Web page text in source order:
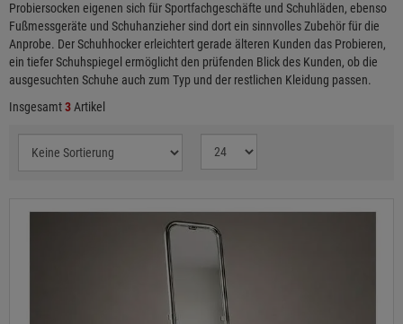
Probiersocken eigenen sich für Sportfachgeschäfte und Schuhläden, ebenso
Fußmessgeräte und Schuhanzieher sind dort ein sinnvolles Zubehör für die
Anprobe. Der Schuhhocker erleichtert gerade älteren Kunden das Probieren,
ein tiefer Schuhspiegel ermöglicht den prüfenden Blick des Kunden, ob die
ausgesuchten Schuhe auch zum Typ und der restlichen Kleidung passen.
Insgesamt3 Artikel